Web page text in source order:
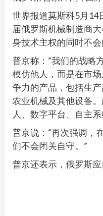
世界报道莫斯科5月14
届俄罗斯机械制造商
身技术主权的同时不会
普京称：“我们的战略
模仿他人，而是在市
争力的产品，包括生产
农业机械及其他设备
人、数字平台、自主
普京说：“再次强调，
们不会闭关自守。”
普京还表示，俄罗斯应